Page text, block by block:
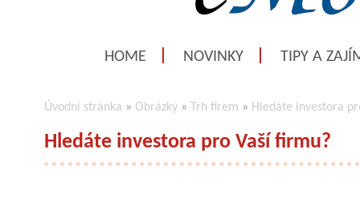
HOME NOVINKY TIPY A
Úvodní stránka » Obrázky » Trh firem » Hledáte investora
Hledáte investora pro Vaší firmu?